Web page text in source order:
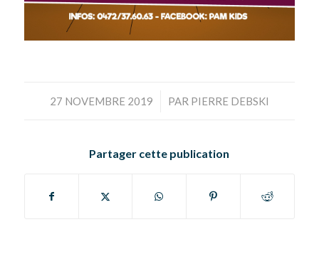
27 NOVEMBRE 2019
/ PAR PIERRE DEBSKI
Partager cette publication